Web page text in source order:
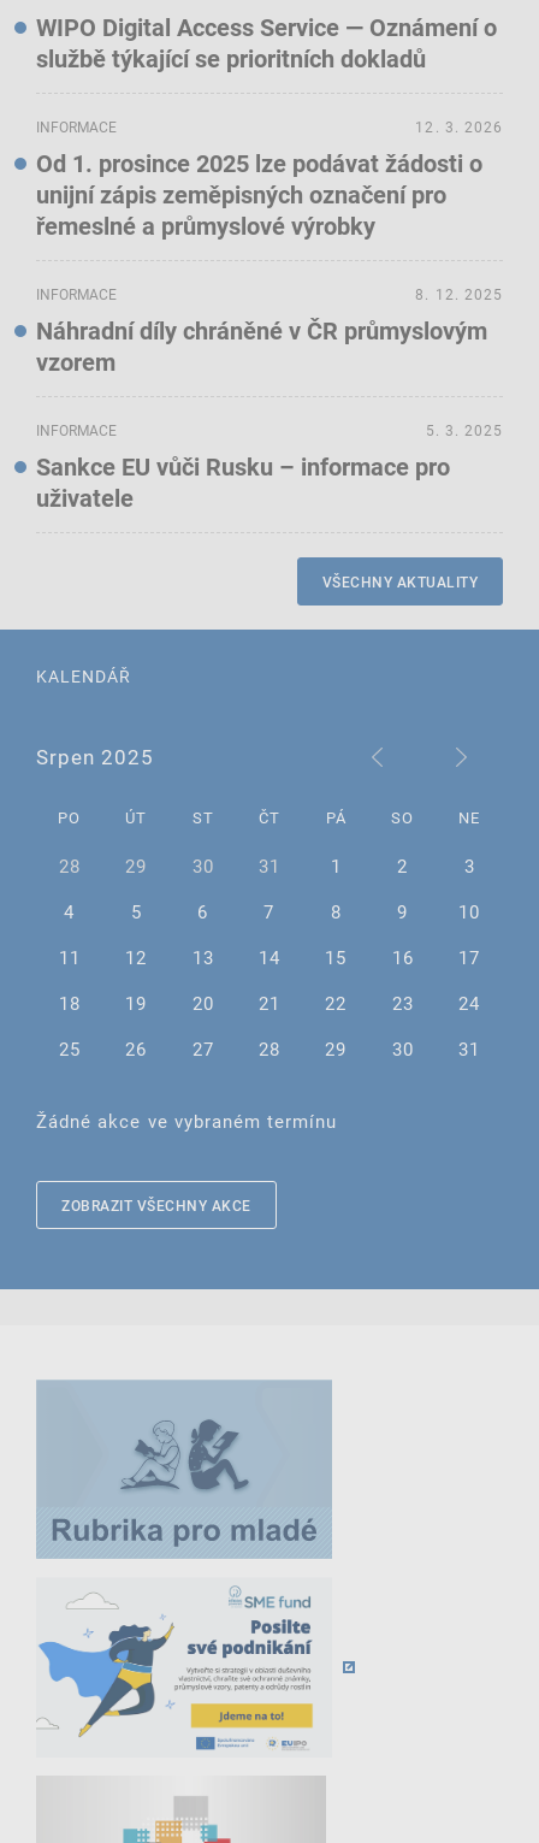
WIPO Digital Access Service — Oznámení o
službě týkající se prioritních dokladů
INFORMACE
Od 1. prosince 2025 lze podávat žádosti o
unijní zápis zeměpisných označení pro
řemeslné a průmyslové výrobky
12. 3. 2026
INFORMACE
Náhradní díly chráněné v ČR průmyslovým
vzorem
8. 12. 2025
INFORMACE
Sankce EU vůči Rusku – informace pro
uživatele
5. 3. 2025
VŠECHNY AKTUALITY
KALENDÁŘ
Srpen 2025
PO ÚT ST ČT PÁ SO NE
28 29 30 31 1 2
3
4
5 6 7 8 9
10
11
12 13 14 15 16
17
18
19 20 21 22 23
24
25
26 27 28 29 30 31
Žádné akce ve vybraném termínu
ZOBRAZIT VŠECHNY AKCE